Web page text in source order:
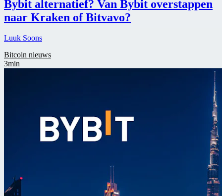
Bybit alternatief? Van Bybit overstappen
naar Kraken of Bitvavo?
Luuk Soons
Bitcoin nieuws
3min